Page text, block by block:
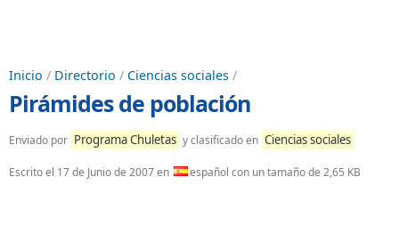
Inicio / Directorio / Ciencias sociales /
Pirámides de población
Enviado por Programa Chuletas y clasificado en Ciencias sociales
Escrito el 17 de Junio de 2007en español con un tamaño de 2,65 KB